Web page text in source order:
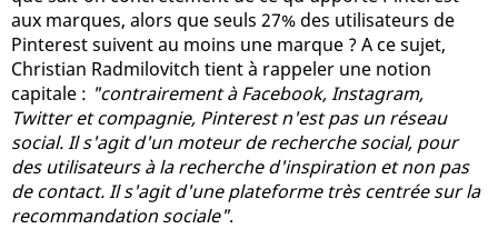
aux marques, alors que seuls 27% des utilisateurs de
Pinterest suivent au moins une marque ? A ce sujet,
Christian Radmilovitch tient à rappeler une notion
capitale : "contrairement à Facebook, Instagram,
Twitter et compagnie, Pinterest n'est pas un réseau
social. Il s'agit d'un moteur de recherche social, pour
des utilisateurs à la recherche d'inspiration et non pas
de contact. Il s'agit d'une plateforme très centrée sur la
recommandation sociale".